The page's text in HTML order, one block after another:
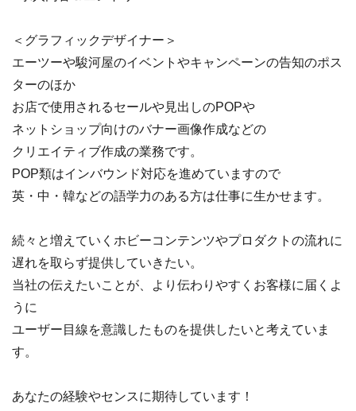
＜グラフィックデザイナー＞
エーツーや駿河屋のイベントやキャンペーンの告知のポス
ターのほか
お店で使用されるセールや見出しのPOPや
ネットショップ向けのバナー画像作成などの
クリエイティブ作成の業務です。
POP類はインバウンド対応を進めていますので
英・中・韓などの語学力のある方は仕事に生かせます。
続々と増えていくホビーコンテンツやプロダクトの流れに
遅れを取らず提供していきたい。
当社の伝えたいことが、より伝わりやすくお客様に届くよ
うに
ユーザー目線を意識したものを提供したいと考えていま
す。
あなたの経験やセンスに期待しています！